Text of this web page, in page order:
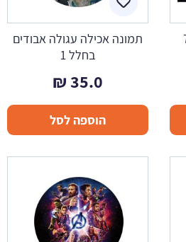
תמונה אכילה עגולה אבודים
בחלל 1
35.0
₪
הוספה לסל